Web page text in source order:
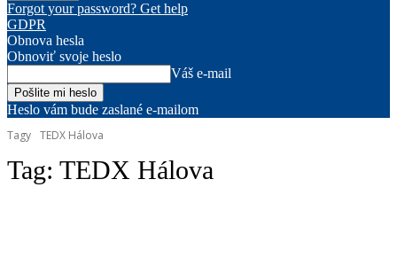
Forgot your password? Get help
GDPR
Obnova hesla
Obnoviť svoje heslo
Váš e-mail
Heslo vám bude zaslané e-mailom
Tagy TEDX Hálova
Tag: TEDX Hálova